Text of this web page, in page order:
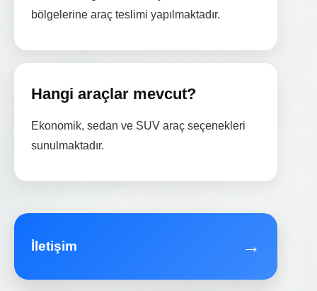
bölgelerine araç teslimi yapılmaktadır.
Hangi araçlar mevcut?
Ekonomik, sedan ve SUV araç seçenekleri
sunulmaktadır.
İletişim →